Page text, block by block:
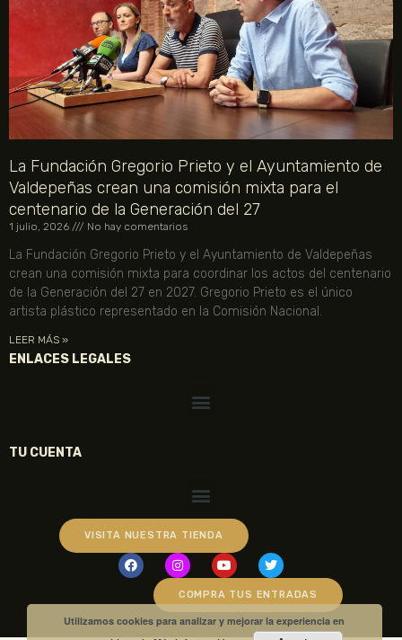
La Fundación Gregorio Prieto y el Ayuntamiento de
Valdepeñas crean una comisión mixta para el
centenario de la Generación del 27
1 julio, 2026 No hay comentarios
La Fundación Gregorio Prieto y el Ayuntamiento de Valdepeñas
crean una comisión mixta para coordinar los actos del centenario
de la Generación del 27 en 2027. Gregorio Prieto es el único
artista plástico representado en la Comisión Nacional.
LEER MÁS »
ENLACES LEGALES
TU CUENTA
VISITA NUESTRA TIENDA
COMPRA TUS ENTRADAS
Utilizamos cookies para analizar y mejorar la experiencia en